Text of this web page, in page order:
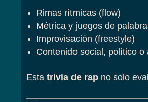
Rimas rítmicas (flow)
Métrica y juegos de
Improvisación (freestyle)
Contenido social, político o
Esta trivia de rapno solo